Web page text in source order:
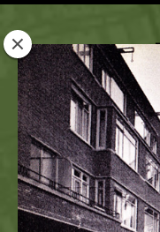
Woont